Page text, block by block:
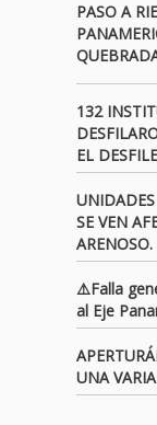
PASO A
132
EL
SE VEN
ARENOSO.
⚠️Falla
al Eje
UNA